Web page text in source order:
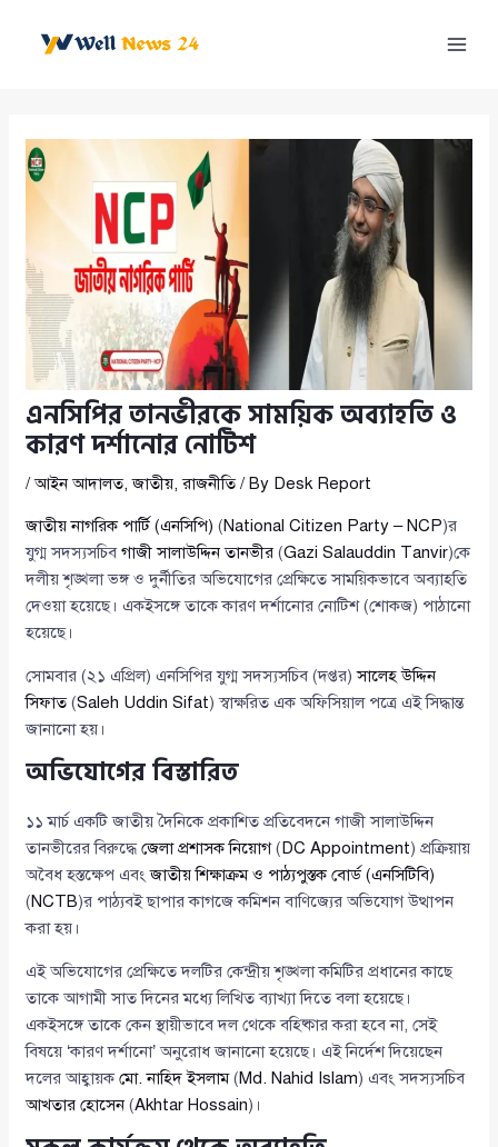
এনসিপির তানভীরকে সাময়িক অব্যাহতি ও
কারণ দর্শানোর নোটিশ
/আইন আদালত,জাতীয়,রাজনীতি/ By Desk Report
জাতীয় নাগরিক পার্টি (এনসিপি) (National Citizen Party – NCP)র
যুগ্ম সদস্যসচিবগাজী সালাউদ্দিন তানভীর (Gazi Salauddin Tanvir)কে
দলীয় শৃঙ্খলা ভঙ্গ ও দুর্নীতির অভিযোগের প্রেক্ষিতে সাময়িকভাবে অব্যাহতি
দেওয়া হয়েছে। একইসঙ্গে তাকে কারণ দর্শানোর নোটিশ (শোকজ) পাঠানো
হয়েছে।
সোমবার (২১ এপ্রিল) এনসিপির যুগ্ম সদস্যসচিব (দপ্তর)সালেহ উদ্দিন
সিফাত(Saleh Uddin Sifat) স্বাক্ষরিত এক অফিসিয়াল পত্রে এই সিদ্ধান্ত
জানানো হয়।
অভিযোগের বিস্তারিত
১১ মার্চ একটি জাতীয় দৈনিকে প্রকাশিত প্রতিবেদনে গাজী সালাউদ্দিন
তানভীরের বিরুদ্ধেজেলা প্রশাসক নিয়োগ(DC Appointment) প্রক্রিয়ায়
অবৈধ হস্তক্ষেপ এবংজাতীয় শিক্ষাক্রম ও পাঠ্যপুস্তক বোর্ড (এনসিটিবি)
(NCTB)র পাঠ্যবই ছাপার কাগজে কমিশন বাণিজ্যের অভিযোগ উত্থাপন
করা হয়।
এই অভিযোগের প্রেক্ষিতে দলটির কেন্দ্রীয় শৃঙ্খলা কমিটির প্রধানের কাছে
তাকে আগামী সাত দিনের মধ্যে লিখিত ব্যাখ্যা দিতে বলা হয়েছে।
একইসঙ্গে তাকে কেন স্থায়ীভাবে দল থেকে বহিষ্কার করা হবে না, সেই
বিষয়ে ‘কারণ দর্শানো’ অনুরোধ জানানো হয়েছে। এই নির্দেশ দিয়েছেন
দলের আহ্বায়কমো. নাহিদ ইসলাম(Md. Nahid Islam) এবং সদস্যসচিব
আখতার হোসেন(Akhtar Hossain)।